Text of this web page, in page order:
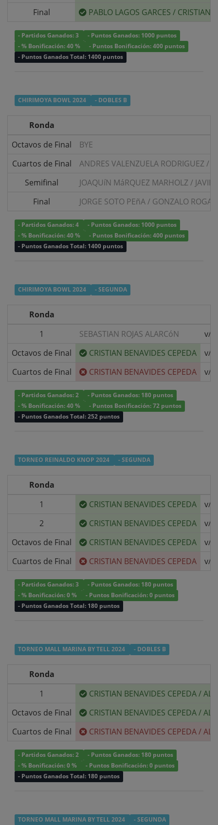
Final
PABLO LAGOS GARCES / CRISTIAN
- Partidos Ganados: 3
- Puntos Ganados: 1000 puntos
- % Bonificación: 40 %
- Puntos Bonificación: 400 puntos
- Puntos Ganados Total: 1400 puntos
CHIRIMOYA BOWL 2024 - DOBLES B
Ronda
Octavos de Final
BYE
Cuartos de Final
ANDRES VALENZUELA RODRIGUEZ/
Semifinal
JOAQUíN MáRQUEZ MARHOLZ/
Final
JORGE SOTO PEñA/ GONZALO ROGA
- Partidos Ganados: 4
- Puntos Ganados: 1000 puntos
- % Bonificación: 40 %
- Puntos Bonificación: 400 puntos
- Puntos Ganados Total: 1400 puntos
CHIRIMOYA BOWL 2024 - SEGUNDA
Ronda
1
SEBASTIAN ROJAS ALARCóN
v/s
Octavos de Final
CRISTIAN BENAVIDES CEPEDA
v/s
Cuartos de Final
CRISTIAN BENAVIDES CEPEDA v/s
- Partidos Ganados: 2
- Puntos Ganados: 180 puntos
- % Bonificación: 40 %
- Puntos Bonificación: 72 puntos
- Puntos Ganados Total: 252 puntos
TORNEO REINALDO KNOP 2024 - SEGUNDA
Ronda
1
CRISTIAN BENAVIDES CEPEDA
v/s
2
CRISTIAN BENAVIDES CEPEDA
v/s
Octavos de Final
CRISTIAN BENAVIDES CEPEDA
v/s
Cuartos de Final
CRISTIAN BENAVIDES CEPEDA v/s
- Partidos Ganados: 3
- Puntos Ganados: 180 puntos
- % Bonificación: 0 %
- Puntos Bonificación: 0 puntos
- Puntos Ganados Total: 180 puntos
TORNEO MALL MARINA BY TELL 2024 - DOBLES B
Ronda
1
CRISTIAN BENAVIDES CEPEDA/
Octavos de Final
CRISTIAN BENAVIDES CEPEDA/
Cuartos de Final
CRISTIAN BENAVIDES CEPEDA/
- Partidos Ganados: 2
- Puntos Ganados: 180 puntos
- % Bonificación: 0 %
- Puntos Bonificación: 0 puntos
- Puntos Ganados Total: 180 puntos
TORNEO MALL MARINA BY TELL 2024 - SEGUNDA